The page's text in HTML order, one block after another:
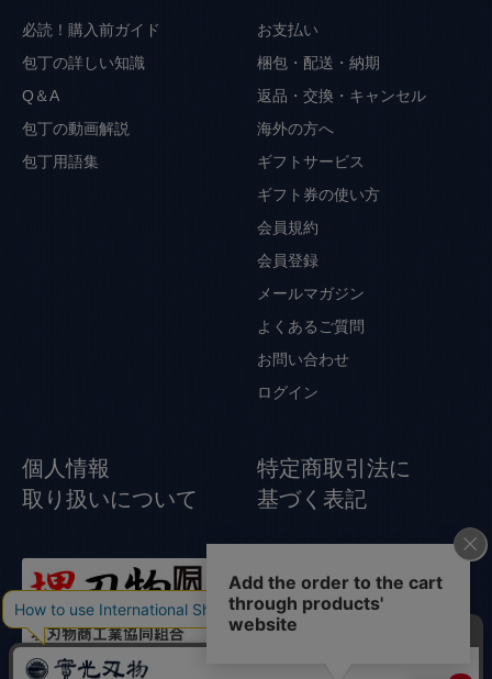
必読！購入前ガイド
包丁の詳しい知識
Q＆A
包丁の動画解説
包丁用語集
お支払い
梱包・配送・納期
返品・交換・キャンセル
海外の方へ
ギフトサービス
ギフト券の使い方
会員規約
会員登録
メールマガジン
よくあるご質問
お問い合わせ
ログイン
個人情報
取り扱いについて
特定商取引法に
基づく表記